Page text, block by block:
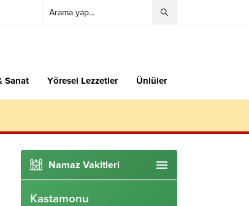
Sanat Yöresel Lezzetler Ünlüler
Namaz Vakitleri
Kastamonu